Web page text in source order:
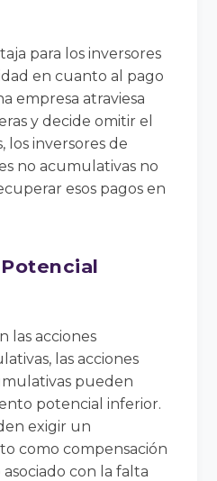
para los inversores
en cuanto al pago
empresa atraviesa
y decide omitir el
los inversores de
no acumulativas no
esos pagos en
las acciones
las acciones
pueden
potencial inferior.
exigir un
como compensación
con la falta